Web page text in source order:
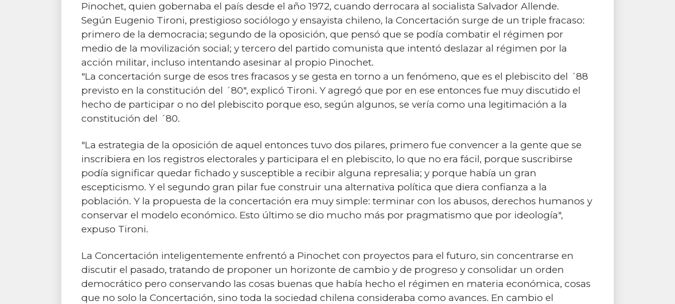
Pinochet, quien gobernaba el país desde el año 1972, cuando derrocara al socialista Salvador Allende.
Según Eugenio Tironi, prestigioso sociólogo y ensayista chileno, la Concertación surge de un triple fracaso:
primero de la democracia; segundo de la oposición, que pensó que se podía combatir el régimen por
medio de la movilización social; y tercero del partido comunista que intentó deslazar al régimen por la
acción militar, incluso intentando asesinar al propio Pinochet.
"La concertación surge de esos tres fracasos y se gesta en torno a un fenómeno, que es el plebiscito del ´88
previsto en la constitución del ´80", explicó Tironi. Y agregó que por en ese entonces fue muy discutido el
hecho de participar o no del plebiscito porque eso, según algunos, se vería como una legitimación a la
constitución del ´80.
"La estrategia de la oposición de aquel entonces tuvo dos pilares, primero fue convencer a la gente que se
inscribiera en los registros electorales y participara el en plebiscito, lo que no era fácil, porque suscribirse
podía significar quedar fichado y susceptible a recibir alguna represalia; y porque había un gran
escepticismo. Y el segundo gran pilar fue construir una alternativa política que diera confianza a la
población. Y la propuesta de la concertación era muy simple: terminar con los abusos, derechos humanos y
conservar el modelo económico. Esto último se dio mucho más por pragmatismo que por ideología",
expuso Tironi.
La Concertación inteligentemente enfrentó a Pinochet con proyectos para el futuro, sin concentrarse en
discutir el pasado, tratando de proponer un horizonte de cambio y de progreso y consolidar un orden
democrático pero conservando las cosas buenas que había hecho el régimen en materia económica, cosas
que no solo la Concertación, sino toda la sociedad chilena consideraba como avances. En cambio el